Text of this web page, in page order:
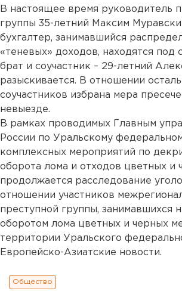
В настоящее время руководитель
группы 35-летний Максим
бухгалтер, занимавшийся
«теневых» доходов, находятся под
брат и соучастник – 29-летний
разыскивается. В отношении
соучастников избрана мера
невыезде.
В рамках проводимых Главным
России по Уральскому
комплексных мероприятий по
оборота лома и отходов цветных и
продолжается расследование
отношении участников
преступной группы, занимавшихся
оборотом лома цветных и черных
территории Уральского
Европейско-Азиатские новости.
Общество